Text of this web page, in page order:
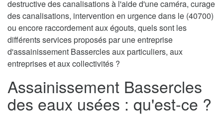
destructive des canalisations à l'aide d'une caméra, curage
des canalisations, intervention en urgence dans le (40700)
ou encore raccordement aux égouts, quels sont les
différents services proposés par une entreprise
d'assainissement Bassercles aux particuliers, aux
entreprises et aux collectivités ?
Assainissement Bassercles
des eaux usées : qu'est-ce ?